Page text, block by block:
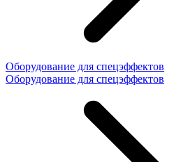
Оборудование для спецэффектов
Оборудование для спецэффектов